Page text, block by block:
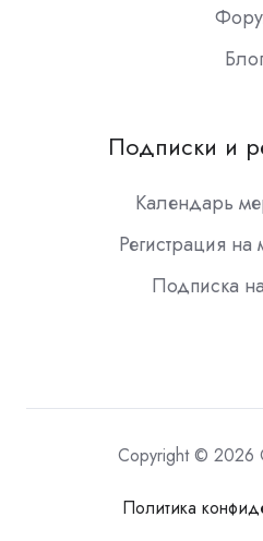
Подписки и
Календарь
Регистрация на
Подписка
Copyright ©
Политика